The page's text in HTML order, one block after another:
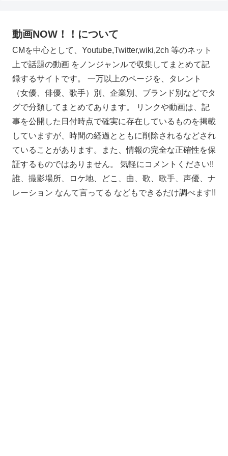
動画NOW！！について
CMを中心として、Youtube,Twitter,wiki,2ch 等のネット
上で話題の動画 をノンジャンルで収集してまとめて記
録するサイトです。 一万以上のページを、タレント
（女優、俳優、歌手）別、企業別、ブランド別などでタ
グで分類してまとめてあります。 リンクや動画は、記
事を公開した日付時点で確実に存在しているものを掲載
していますが、時間の経過とともに削除されるなどされ
ていることがあります。また、情報の完全な正確性を保
証するものではありません。 気軽にコメントください!!
誰、撮影場所、ロケ地、どこ、曲、歌、歌手、声優、ナ
レーション なんて言ってる などもできるだけ調べます!!